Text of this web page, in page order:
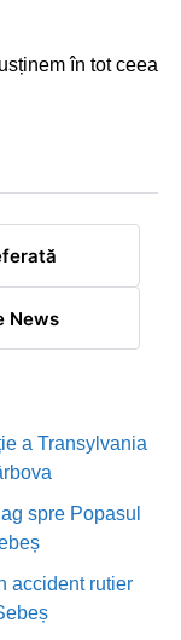
în tot ceea
News
a Transylvania
spre Popasul
accident rutier